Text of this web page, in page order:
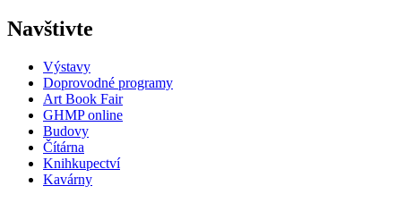
Navštivte
Výstavy
Doprovodné programy
Art Book Fair
GHMP online
Budovy
Čítárna
Knihkupectví
Kavárny